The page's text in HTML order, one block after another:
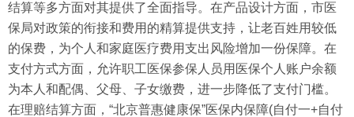
结算等多方面对其提供了全面指导。在产品设计方面，市医
保局对政策的衔接和费用的精算提供支持，让老百姓用较低
的保费，为个人和家庭医疗费用支出风险增加一份保障。在
支付方式方面，允许职工医保参保人员用医保个人账户余额
为本人和配偶、父母、子女缴费，进一步降低了支付门槛。
在理赔结算方面，“北京普惠健康保”医保内保障(自付一+自付